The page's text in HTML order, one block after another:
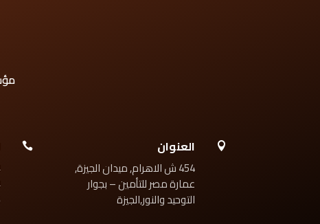
  العنوان
454 ش الاهرام, ميدان الجيزة,
عمارة مصر للتأمين – بجوار
التوحيد والنور,الجيزة